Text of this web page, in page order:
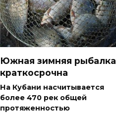
Южная зимняя рыбалка
краткосрочна
На Кубани насчитывается
более 470 рек общей
протяженностью